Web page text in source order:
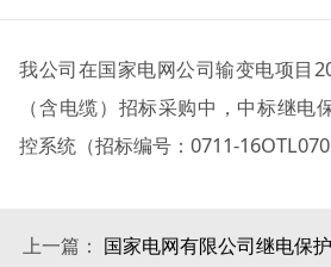
我公司在国家电网公司输变电项目
（含电缆）招标采购中，中标继电
控系统（招标编号：0711-
上一篇： 国家电网有限公司继电保护及安全自动装置专业检